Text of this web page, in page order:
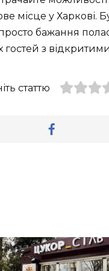
місце у Харкові.
бажання
гостей з
статтю